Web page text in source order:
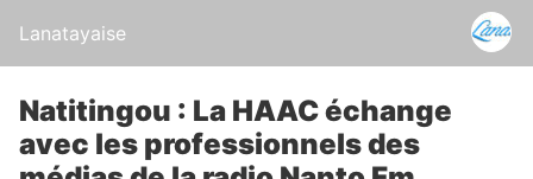
Lanatayaise
Natitingou : La HAAC échange
avec les professionnels des